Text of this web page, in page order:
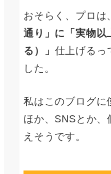
おそらく、プロは
通り」に「実物以
る）」 仕上げるっ
した。
私はこのブログに
ほか、SNSとか、
えそうです。